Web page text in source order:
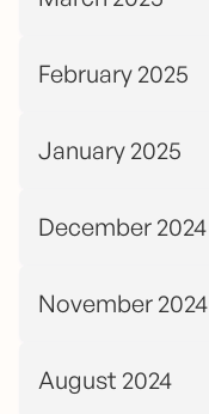
February 2025
January 2025
December 2024
November 2024
August 2024